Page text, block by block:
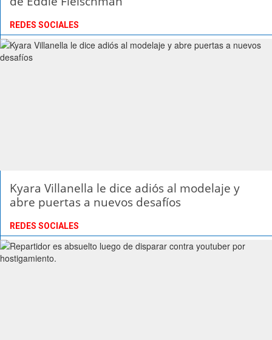
REDES SOCIALES
Kyara Villanella le dice adiós al modelaje y
abre puertas a nuevos desafíos
REDES SOCIALES